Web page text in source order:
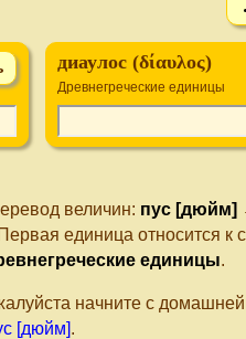
диаулос (δίαυλος)
Древнегреческие единицы
величин: пус [дюйм]
единица относится к
единицы.
начните с
[дюйм].